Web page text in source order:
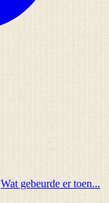
Wat gebeurde er toen...